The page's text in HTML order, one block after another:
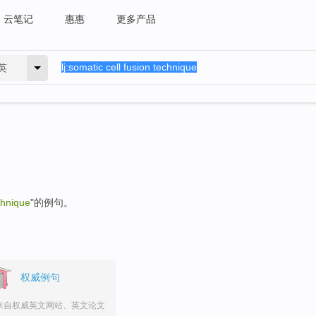
云笔记 惠惠 更多产品
"的例句。
权威例句
自权威英文网站、英文论文